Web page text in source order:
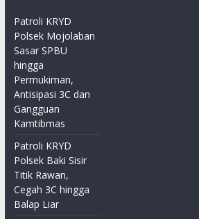
Patroli KRYD
Polsek Mojolaban
Sasar SPBU
hingga
Permukiman,
Antisipasi 3C dan
Gangguan
Kamtibmas
Patroli KRYD
Polsek Baki Sisir
Titik Rawan,
Cegah 3C hingga
Balap Liar